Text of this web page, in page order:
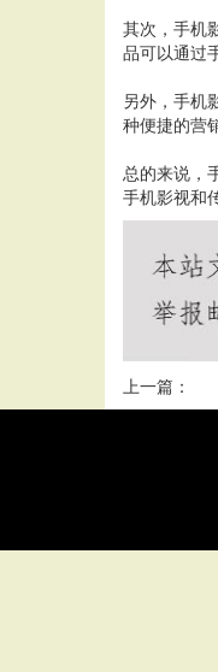
其次，手机
品可以通过
另外，手机
种便捷的营
总的来说，
手机影视和
上一篇：